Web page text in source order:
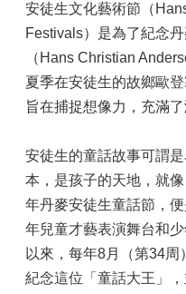
安徒生文化藝術節（
Festivals）是為了紀念
（Hans Christian
夏季在安徒生的故鄉歐
旨在捕捉想像力，充滿了
安徒生的童話故事可謂
本，是孩子的天地，就
年丹麥安徒生童話節，
年兒童才藝表演舞台和
以來，每年8月（第34
紀念這位「童話大王」